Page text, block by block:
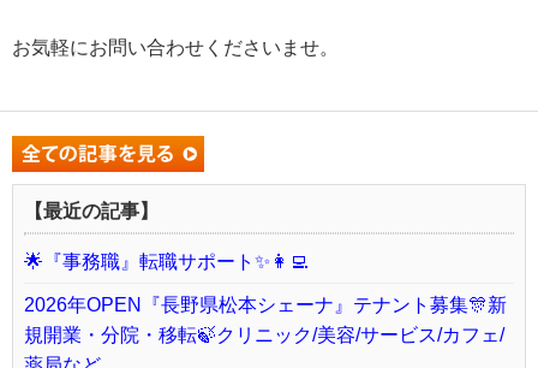
お気軽にお問い合わせくださいませ。
【最近の記事】
🌟『事務職』転職サポート✨👩‍💻
2026年OPEN『長野県松本シェーナ』テナント募集🎊新
規開業・分院・移転🍃クリニック/美容/サービス/カフェ/